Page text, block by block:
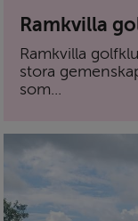
Ramkvilla
Ramkvilla
stora
som...